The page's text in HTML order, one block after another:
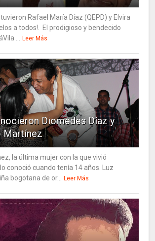
Rafael María Díaz (QEPD) y Elvira
a todos!. El prodigioso y bendecido
...
Leer Más
Diomedes Díaz y
Martínez
la última mujer con la que vivió
conoció cuando tenía 14 años. Luz
bogotana de or...
Leer Más